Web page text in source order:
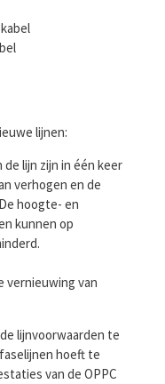
lijnen:
lijn zijn in één keer
verhogen en de
hoogte- en
kunnen op
vernieuwing van
lijnvoorwaarden te
hoeft te
van de OPPC